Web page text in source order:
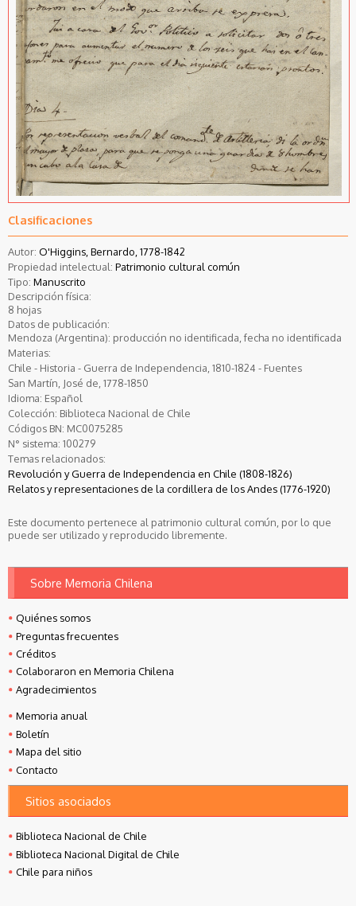
Clasificaciones
Autor: O'Higgins, Bernardo, 1778-1842
Propiedad intelectual: Patrimonio cultural común
Tipo: Manuscrito
Descripción física:
8 hojas
Datos de publicación:
Mendoza (Argentina): producción no identificada, fecha no identificada
Materias:
Chile - Historia - Guerra de Independencia, 1810-1824 - Fuentes
San Martín, José de, 1778-1850
Idioma: Español
Colección: Biblioteca Nacional de Chile
Códigos BN: MC0075285
N° sistema: 100279
Temas relacionados:
Revolución y Guerra de Independencia en Chile (1808-1826)
Relatos y representaciones de la cordillera de los Andes (1776-1920)
Este documento pertenece al patrimonio cultural común, por lo que
puede ser utilizado y reproducido libremente.
Sobre Memoria Chilena
Quiénes somos
Preguntas frecuentes
Créditos
Colaboraron en Memoria Chilena
Agradecimientos
Memoria anual
Boletín
Mapa del sitio
Contacto
Sitios asociados
Biblioteca Nacional de Chile
Biblioteca Nacional Digital de Chile
Chile para niños